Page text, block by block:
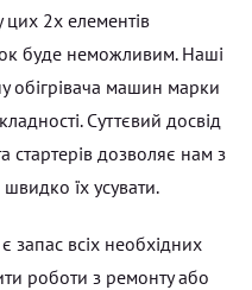
2х елементів
буде неможливим. Наші
обігрівача машин марки
Суттєвий досвід
стартерів дозволяє нам з
їх усувати.
запас всіх необхідних
роботи з ремонту або